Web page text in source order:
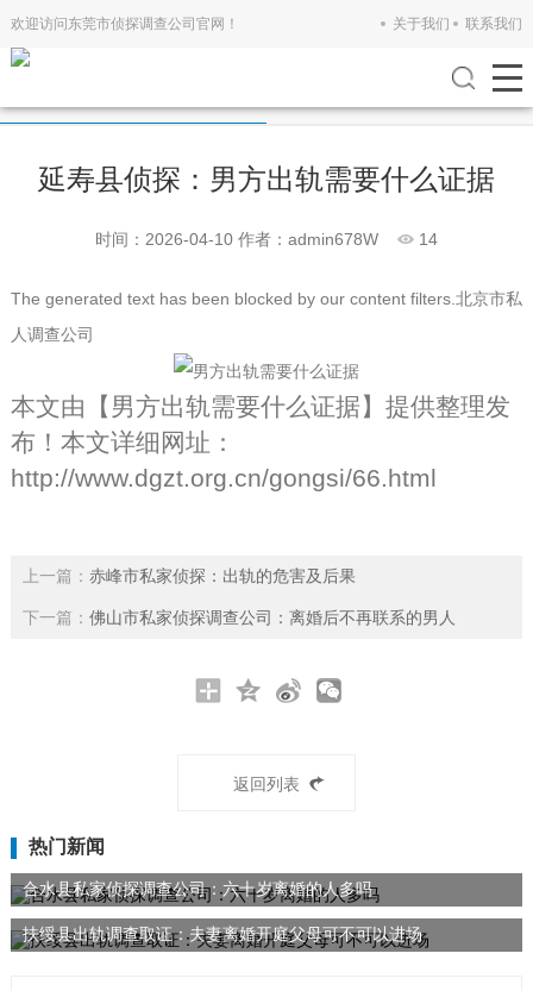
欢迎访问东莞市侦探调查公司官网！ 关于我们 联系我们
延寿县侦探：男方出轨需要什么证据
时间：2026-04-10 作者：admin678W 14
The generated text has been blocked by our content filters. 北京市私
人调查公司
本文由【 男方出轨需要什么证据】提供整理发
布！本文详细网址：
http://www.dgzt.org.cn/gongsi/66.html
上一篇： 赤峰市私家侦探：出轨的危害及后果
下一篇： 佛山市私家侦探调查公司：离婚后不再联系的男人
返回列表
热门新闻
合水县私家侦探调查公司：六十岁离婚的人多吗
扶绥县出轨调查取证：夫妻离婚开庭父母可不可以进场